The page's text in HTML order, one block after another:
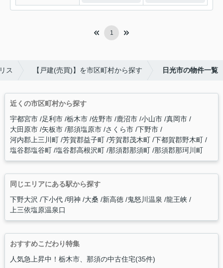
1
ス 【戸建(売買)】を市区町村から探す 日光市の物件一覧
近くの市区町村から探す
宇都宮市 足利市 栃木市 佐野市 鹿沼市 小山市 真岡市
大田原市 矢板市 那須塩原市 さくら市 下野市
河内郡上三川町 芳賀郡益子町 芳賀郡茂木町 下都賀郡野木町
塩谷郡塩谷町 塩谷郡高根沢町 那須郡那須町 那須郡那珂川町
同じエリアにある駅から探す
下野大沢
下小代 明神 大桑 新高徳 鬼怒川温泉 龍王峡
上三依塩原温泉口
おすすめこだわり特集
人気急上昇中！栃木市、那須の中古住宅(35件)